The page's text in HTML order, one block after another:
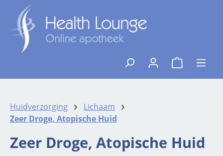
Ga naar de hoofdinhoud
{1}De
Huidverzorging
Lichaam
Zeer Droge, Atopische Huid
Zeer Droge, Atopische Huid